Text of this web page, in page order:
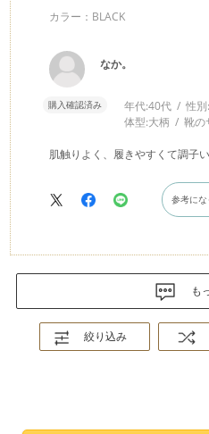
カラー：BLACK
なか。
購入確認済み 年代:40代 性別:
体型:大柄 靴の
肌触りよく、履きやすくて調子
参考にな
も
絞り込み